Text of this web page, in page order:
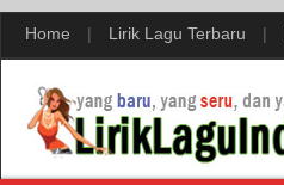
Home | Lirik Lagu Terbaru |